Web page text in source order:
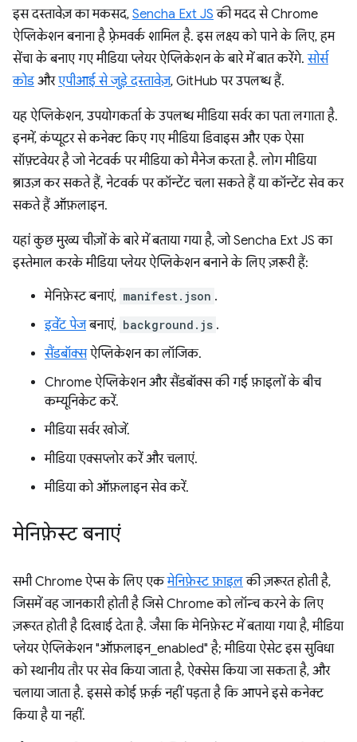
इस दस्तावेज़ का मकसद, Sencha Ext JS की मदद से Chrome
ऐप्लिकेशन बनाना है फ़्रेमवर्क शामिल है. इस लक्ष्य को पाने के लिए, हम
सेंचा के बनाए गए मीडिया प्लेयर ऐप्लिकेशन के बारे में बात करेंगे.सोर्स
कोड औरएपीआई से जुड़े दस्तावेज़, GitHub पर उपलब्ध हैं.
यह ऐप्लिकेशन, उपयोगकर्ता के उपलब्ध मीडिया सर्वर का पता लगाता है.
इनमें, कंप्यूटर से कनेक्ट किए गए मीडिया डिवाइस और एक ऐसा
सॉफ़्टवेयर है जो नेटवर्क पर मीडिया को मैनेज करता है. लोग मीडिया
ब्राउज़ कर सकते हैं, नेटवर्क पर कॉन्टेंट चला सकते हैं या कॉन्टेंट सेव कर
सकते हैं ऑफ़लाइन.
यहां कुछ मुख्य चीज़ों के बारे में बताया गया है, जो Sencha Ext JS का
इस्तेमाल करके मीडिया प्लेयर ऐप्लिकेशन बनाने के लिए ज़रूरी हैं:
मेनिफ़ेस्ट बनाएं, manifest.json .
इवेंट पेजबनाएं, background.js .
सैंडबॉक्सऐप्लिकेशन का लॉजिक.
Chrome ऐप्लिकेशन और सैंडबॉक्स की गई फ़ाइलों के बीच
कम्यूनिकेट करें.
मीडिया सर्वर खोजें.
मीडिया एक्सप्लोर करें और चलाएं.
मीडिया को ऑफ़लाइन सेव करें.
मेनिफ़ेस्ट बनाएं
सभी Chrome ऐप्स के लिए एकमेनिफ़ेस्ट फ़ाइलकी ज़रूरत होती है,
जिसमें वह जानकारी होती है जिसे Chrome को लॉन्च करने के लिए
ज़रूरत होती है दिखाई देता है. जैसा कि मेनिफ़ेस्ट में बताया गया है, मीडिया
प्लेयर ऐप्लिकेशन "ऑफ़लाइन_enabled" है; मीडिया ऐसेट इस सुविधा
को स्थानीय तौर पर सेव किया जाता है, ऐक्सेस किया जा सकता है, और
चलाया जाता है. इससे कोई फ़र्क़ नहीं पड़ता है कि आपने इसे कनेक्ट
किया है या नहीं.